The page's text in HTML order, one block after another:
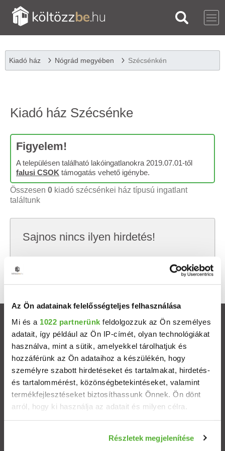
Az Ön adatainak felelősségteljes felhasználása
Mi és a 1022 partnerünk feldolgozzuk az Ön személyes
adatait, így például az Ön IP-címét, olyan technológiákat
használva, mint a sütik, amelyekkel tárolhatjuk és
hozzáférünk az Ön adataihoz a készülékén, hogy
személyre szabott hirdetéseket és tartalmakat, hirdetés-
és tartalommérést, közönségbetekintéseket, valamint
termékfejlesztéseket biztosíthassunk Önnek. Ön dönt
arról, hogy ki használja az adatait és milyen célra.
Információgyűjtés az Ön földrajzi elhelyezkedéséről
Részletek megjelenítése
Kiadó ház Nógrád megyében Szécsénkén
Kiadó ház Szécsénke
Figyelem!
A településen található lakóingatlanokra 2019.07.01-től
falusi CSOK támogatás vehető igénybe.
Összesen 0 kiadó szécsénkei ház típusú ingatlant
találtunk
Sajnos nincs ilyen hirdetés!
keresni, hátha akkor megtalálod, amit keresel.
Ingatlanok
Eladó házak
Eladó lakások
Települések